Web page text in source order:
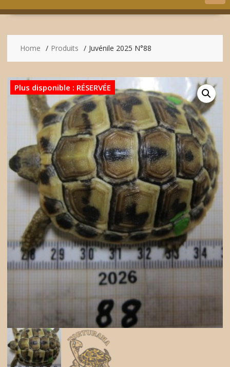
Home Produits Juvénile 2025 N°88
Plus disponible : RÉSERVÉE